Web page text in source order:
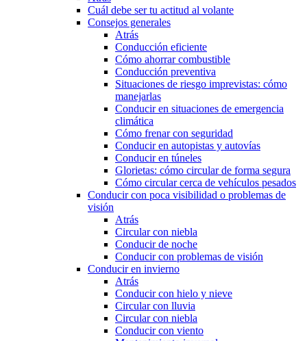
Cuál debe ser tu actitud al volante
Consejos generales
Atrás
Conducción eficiente
Cómo ahorrar combustible
Conducción preventiva
Situaciones de riesgo imprevistas: cómo
manejarlas
Conducir en situaciones de emergencia
climática
Cómo frenar con seguridad
Conducir en autopistas y autovías
Conducir en túneles
Glorietas: cómo circular de forma segura
Cómo circular cerca de vehículos pesados
Conducir con poca visibilidad o problemas de
visión
Atrás
Circular con niebla
Conducir de noche
Conducir con problemas de visión
Conducir en invierno
Atrás
Conducir con hielo y nieve
Circular con lluvia
Circular con niebla
Conducir con viento